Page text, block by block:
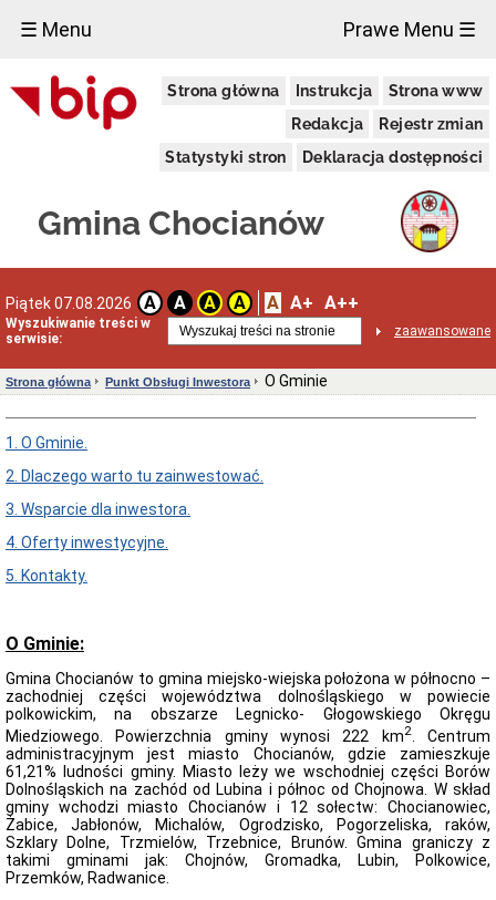
☰ Menu Prawe Menu ☰
Strona główna Instrukcja
Strona www
Redakcja
Rejestr zmian
Statystyki stron
Deklaracja dostępności
Gmina Chocianów
Piątek 07.08.2026 A A A A A A+ A++
Wyszukiwanie treści w
serwisie:
zaawansowane
Urząd
Miasta
Budżet
obywatelski
Karta
Dane
adresowe
inne
Dni
i
otwarcia
Elektroniczna
podawcza
Majątek
pomoc
pracowników
Ochrona
danch
osobowych
Ogłoszenia
Oświadczenia
majątkowe
Petycje
Plany
rozwoju
Narodowy
Strona główna Punkt Obsługi Inwestora O Gminie
1. O Gminie.
2. Dlaczego warto tu zainwestować.
3. Wsparcie dla inwestora.
4. Oferty inwestycyjne.
5. Kontakty.
O Gminie:
Gmina Chocianów to gmina miejsko-wiejska położona w północno –
zachodniej części województwa dolnośląskiego w powiecie
polkowickim, na obszarze Legnicko- Głogowskiego Okręgu
Miedziowego. Powierzchnia gminy wynosi 222 km2. Centrum
administracyjnym jest miasto Chocianów, gdzie zamieszkuje
61,21% ludności gminy. Miasto leży we wschodniej części Borów
Dolnośląskich na zachód od Lubina i północ od Chojnowa. W skład
gminy wchodzi miasto Chocianów i 12 sołectw: Chocianowiec,
Żabice, Jabłonów, Michalów, Ogrodzisko, Pogorzeliska, raków,
Szklary Dolne, Trzmielów, Trzebnice, Brunów. Gmina graniczy z
takimi gminami jak: Chojnów, Gromadka, Lubin, Polkowice,
Przemków, Radwanice.
×